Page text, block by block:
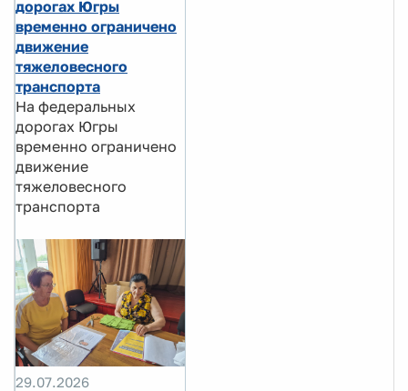
дорогах Югры
временно ограничено
движение
тяжеловесного
транспорта
На федеральных
дорогах Югры
временно ограничено
движение
тяжеловесного
транспорта
29.07.2026